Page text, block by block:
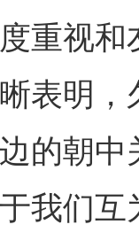
重视
表明
的朝
我们